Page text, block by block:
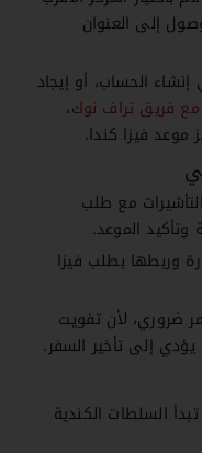
إلى العنوان
الحساب، أو إيجاد
مع فريق تراف نوك،
فيزا كندا.
مع طلب
وتأكيد الموعد.
وربطها بطلب فيزا
ضروري، لأن تفويت
يؤدي إلى تأخير السفر.
السلطات الكندية